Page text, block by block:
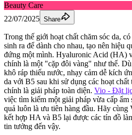
Beauty Care
22/07/2025 Share
Trong thế giới hoạt chất chăm sóc da,
sinh ra để dành cho nhau, tạo nên hiệu
đứng một mình. Hyaluronic Acid (HA)
chính là một "cặp đôi vàng" như thế.
khô ráp thiếu nước, nhạy cảm dễ kích
da với B5 sau khi sử dụng các hoạt chất
chính là giải pháp toàn diện. Vio - Đặt
việc tìm kiếm một giải pháp vừa cấp ẩm
quả luôn là ưu tiên hàng đầu. Hãy
kết hợp HA và B5 lại được các tín đồ
tin tưởng đến vậy.